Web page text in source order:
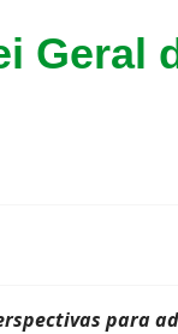
Geral
para